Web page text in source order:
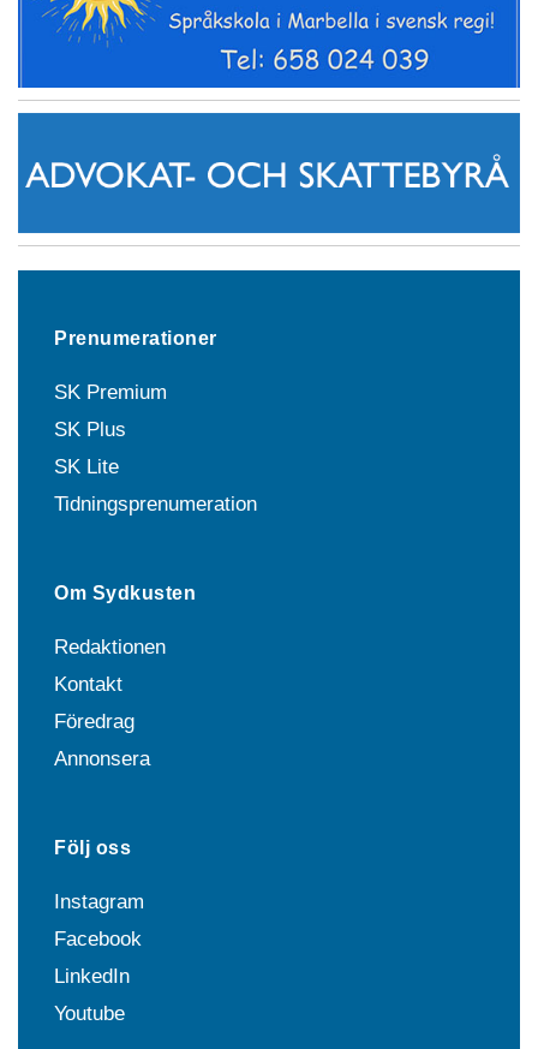
Prenumerationer
SK Premium
SK Plus
SK Lite
Tidningsprenumeration
Om Sydkusten
Redaktionen
Kontakt
Föredrag
Annonsera
Följ oss
Instagram
Facebook
LinkedIn
Youtube